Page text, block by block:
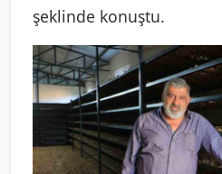
şeklinde konuştu.